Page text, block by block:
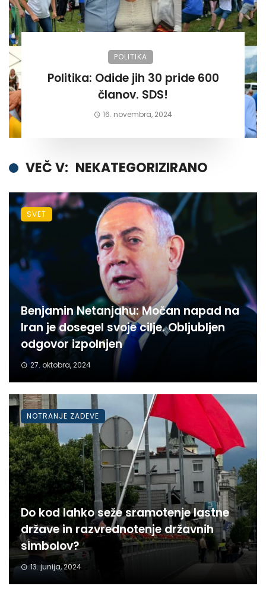
POLITIKA
Politika: Odide jih 30 pride 600
članov. SDS!
16. novembra, 2024
VEČ V: NEKATEGORIZIRANO
Benjamin Netanjahu: Močan napad na
Iran je dosegel svoje cilje. Obljubljen
odgovor izpolnjen
27. oktobra, 2024
SVET
Do kod lahko seže sramotenje lastne
države in razvrednotenje državnih
simbolov?
13. junija, 2024
NOTRANJE ZADEVE